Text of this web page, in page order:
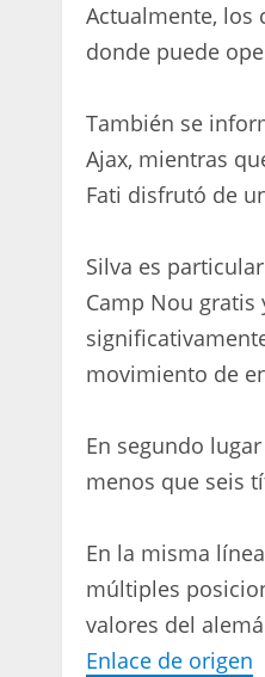
Actualmente, los
donde puede
También se
Ajax, mientras
Fati disfrutó de
Silva es
Camp Nou
movimiento de
En segundo
menos que seis
En la misma
múltiples
valores del
Enlace de origen